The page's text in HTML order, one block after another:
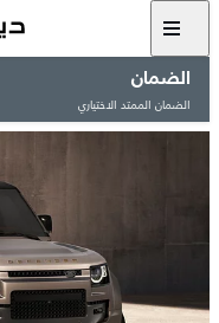
الضمان
الضمان الممتد الاختياري